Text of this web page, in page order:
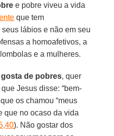
e pobre viveu a vida
que tem
lábios e não em seu
a homoafetivos, a
e a mulheres.
gosta de pobres, quer
Jesus disse: “bem-
os chamou “meus
que no ocaso da vida
). Não gostar dos